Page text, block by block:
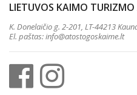
LIETUVOS KAIMO TURIZMO
K. Donelaičio g. 2-201, LT-44213
El. paštas:info@atostogoskaime.lt